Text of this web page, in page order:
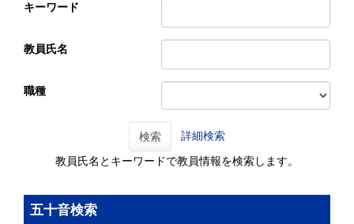
キーワード
教員氏名
職種
検索 詳細検索
教員氏名とキーワードで教員情報を検索します。
五十音検索